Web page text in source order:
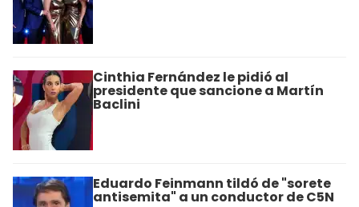
Cinthia Fernández le pidió al
presidente que sancione a Martín
Baclini
Eduardo Feinmann tildó de "sorete
antisemita" a un conductor de C5N